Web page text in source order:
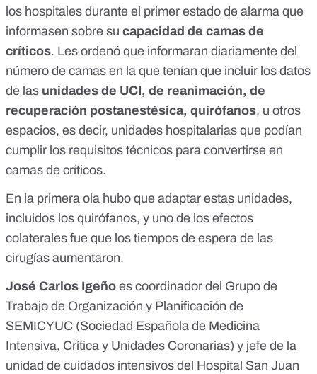
los hospitales durante el primer estado de alarma que
informasen sobre su capacidad de camas de
críticos. Les ordenó que informaran diariamente del
número de camas en la que tenían que incluir los datos
de las unidades de UCI, de reanimación, de
recuperación postanestésica, quirófanos, u otros
espacios, es decir, unidades hospitalarias que podían
cumplir los requisitos técnicos para convertirse en
camas de críticos.
En la primera ola hubo que adaptar estas unidades,
incluidos los quirófanos, y uno de los efectos
colaterales fue que los tiempos de espera de las
cirugías aumentaron.
José Carlos Igeño es coordinador del Grupo de
Trabajo de Organización y Planificación de
SEMICYUC (Sociedad Española de Medicina
Intensiva, Crítica y Unidades Coronarias) y jefe de la
unidad de cuidados intensivos del Hospital San Juan